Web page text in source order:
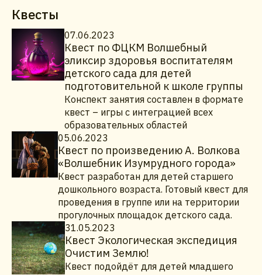
Квесты
07.06.2023
Квест по ФЦКМ Волшебный
эликсир здоровья воспитателям
детского сада для детей
подготовительной к школе группы
Конспект занятия составлен в формате
квест – игры с интеграцией всех
образовательных областей
05.06.2023
Квест по произведению А. Волкова
«Волшебник Изумрудного города»
Квест разработан для детей старшего
дошкольного возраста. Готовый квест для
проведения в группе или на территории
прогулочных площадок детского сада.
31.05.2023
Квест Экологическая экспедиция
Очистим Землю!
Квест подойдёт для детей младшего